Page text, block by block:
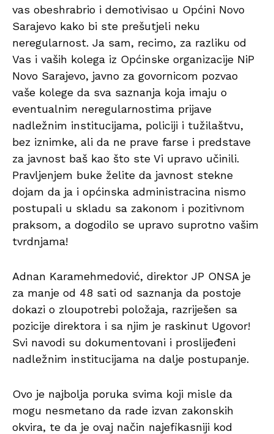
vas obeshrabrio i demotivisao u Općini Novo
Sarajevo kako bi ste prešutjeli neku
neregularnost. Ja sam, recimo, za razliku od
Vas i vaših kolega iz Općinske organizacije NiP
Novo Sarajevo, javno za govornicom pozvao
vaše kolege da sva saznanja koja imaju o
eventualnim neregularnostima prijave
nadležnim institucijama, policiji i tužilaštvu,
bez iznimke, ali da ne prave farse i predstave
za javnost baš kao što ste Vi upravo učinili.
Pravljenjem buke želite da javnost stekne
dojam da ja i općinska administracina nismo
postupali u skladu sa zakonom i pozitivnom
praksom, a dogodilo se upravo suprotno vašim
tvrdnjama!
Adnan Karamehmedović, direktor JP ONSA je
za manje od 48 sati od saznanja da postoje
dokazi o zloupotrebi položaja, razriješen sa
pozicije direktora i sa njim je raskinut Ugovor!
Svi navodi su dokumentovani i proslijeđeni
nadležnim institucijama na dalje postupanje.
Ovo je najbolja poruka svima koji misle da
mogu nesmetano da rade izvan zakonskih
okvira, te da je ovaj način najefikasniji kod